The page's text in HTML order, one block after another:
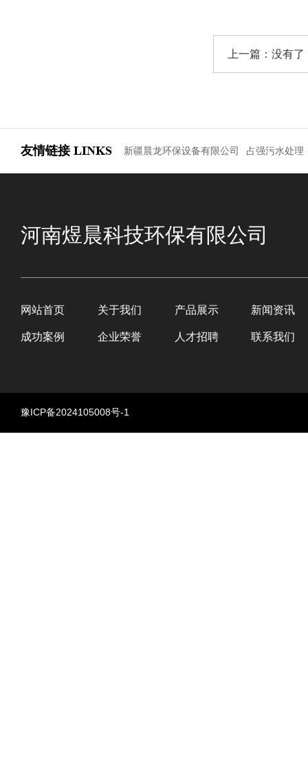
上一篇：没有了
友情链接 LINKS 新疆晨龙环保设备有限公司 占强污水处理
河南煜晨科技环保有限公司
网站首页 关于我们 产品展示 新闻资讯
成功案例 企业荣誉 人才招聘 联系我们
豫ICP备2024105008号-1